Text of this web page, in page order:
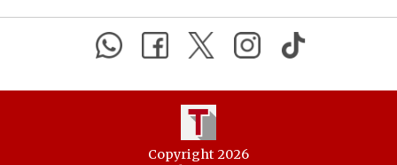
Copyright 2026